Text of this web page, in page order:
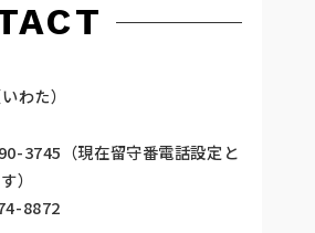
わた）
3745（現在留守番電話設定と
）
8872